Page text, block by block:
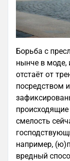
Борьба с
нынче в моде,
отстаёт от
посредством
смелость
например,
вредный